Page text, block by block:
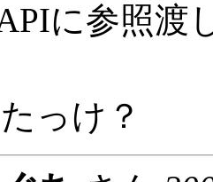
に参照渡
っけ？